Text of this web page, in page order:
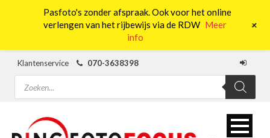
Klantenservice
070-3638398
Producten
zoeken
Pasfoto's zonder afspraak. Ook voor het online
verlengen van het rijbewijs via de RDW Meer
info
+